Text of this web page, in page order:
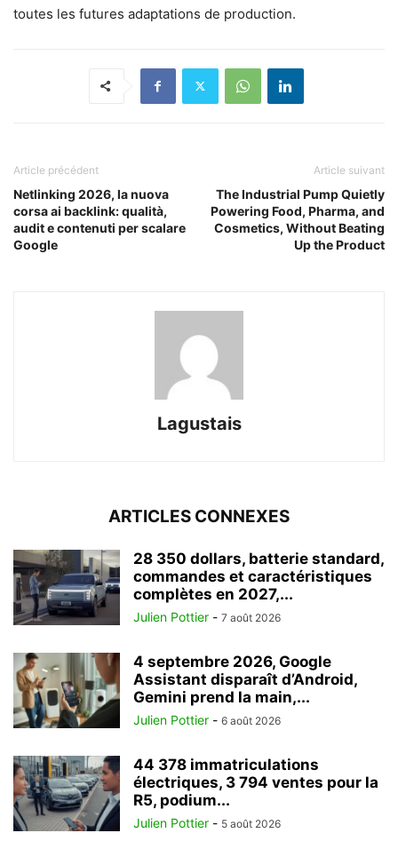
toutes les futures adaptations de production.
Article précédent
Netlinking 2026, la nuova
corsa ai backlink: qualità,
audit e contenuti per scalare
Google
Article suivant
The Industrial Pump Quietly
Powering Food, Pharma, and
Cosmetics, Without Beating
Up the Product
Lagustais
ARTICLES CONNEXES
28 350 dollars, batterie standard,
commandes et caractéristiques
complètes en 2027,...
Julien Pottier - 7 août 2026
4 septembre 2026, Google
Assistant disparaît d’Android,
Gemini prend la main,...
Julien Pottier - 6 août 2026
44 378 immatriculations
électriques, 3 794 ventes pour la
R5, podium...
Julien Pottier - 5 août 2026